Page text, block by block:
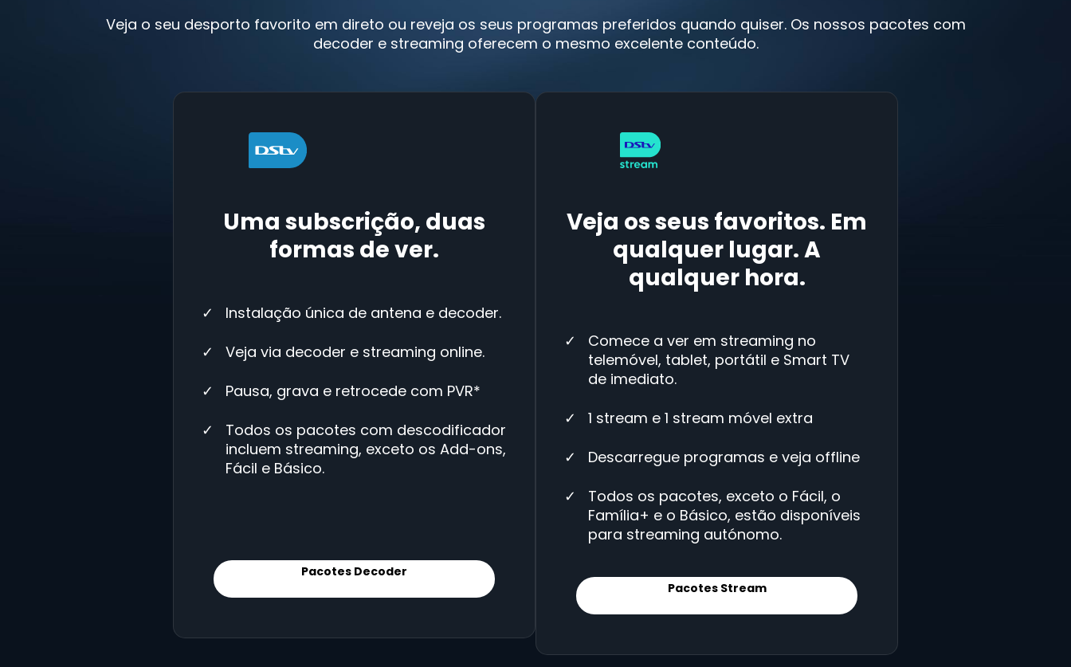
Veja o seu desporto favorito em direto ou reveja os seus programas preferidos quando quiser. Os nossos pacotes com
decoder e streaming oferecem o mesmo excelente conteúdo.
Uma subscrição, duas
formas de ver.
Instalação única de antena e decoder.
Veja via decoder e streaming online.
Pausa, grava e retrocede com PVR*
Todos os pacotes com descodificador
incluem streaming, exceto os Add-ons,
Fácil e Básico.
Pacotes Decoder
Veja os seus favoritos. Em
qualquer lugar. A
qualquer hora.
Comece a ver em streaming no
telemóvel, tablet, portátil e Smart TV
de imediato.
1 stream e 1 stream móvel extra
Descarregue programas e veja offline
Todos os pacotes, exceto o Fácil, o
Família+ e o Básico, estão disponíveis
para streaming autónomo.
Pacotes Stream